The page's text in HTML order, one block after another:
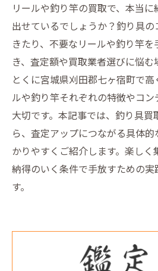
リールや釣り竿の買取で、本当
出せているでしょうか？釣り具
きたり、不要なリールや釣り竿
き、査定額や買取業者選びに悩む
とくに宮城県刈田郡七ヶ宿町で
ルや釣り竿それぞれの特徴やコ
大切です。本記事では、釣り具
ら、査定アップにつながる具体
かりやすくご紹介します。楽しく
納得のいく条件で手放すための
す。